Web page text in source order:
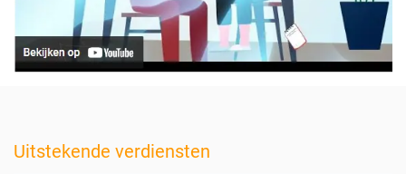
Uitstekende verdiensten